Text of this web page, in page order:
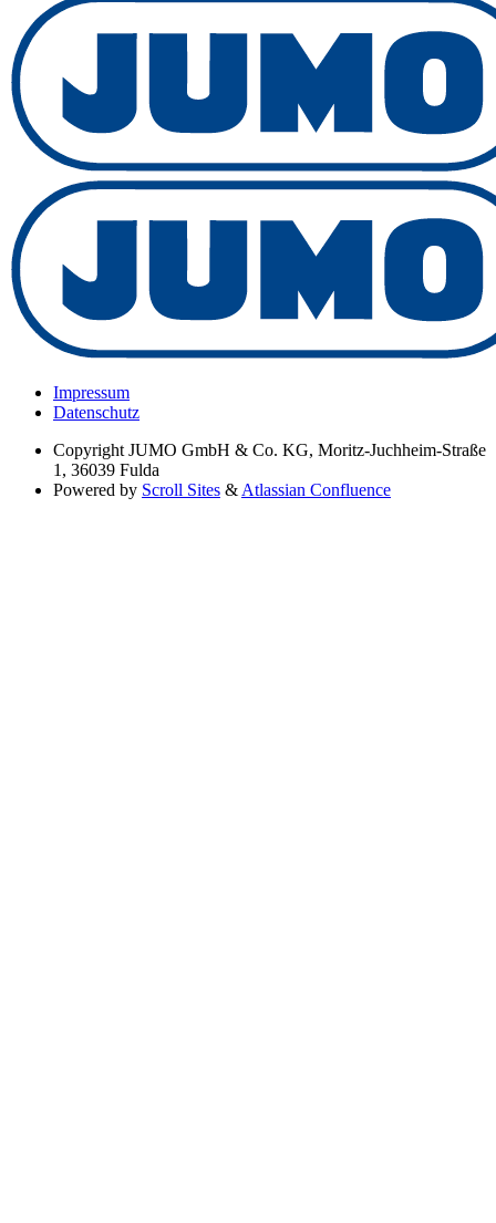
Impressum
Datenschutz
Copyright JUMO GmbH & Co. KG, Moritz-Juchheim-Straße
1, 36039 Fulda
Powered by Scroll Sites & Atlassian Confluence